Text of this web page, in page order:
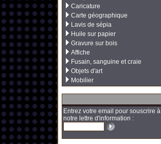
Caricature
Carte géographique
Lavis de sépia
Huile sur papier
Gravure sur bois
Affiche
Fusain, sanguine et craie
Objets d'art
Mobilier
Entrez votre email pour souscrire à
notre lettre d'information :